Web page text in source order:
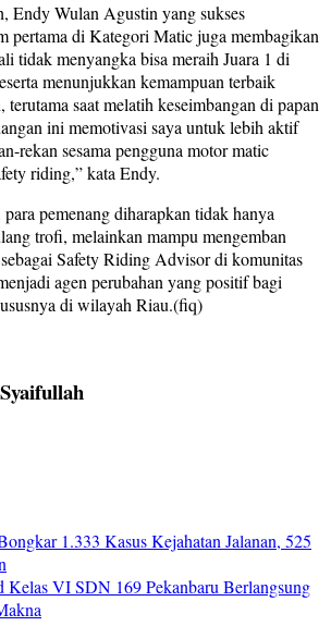
Endy Wulan Agustin yang sukses
pertama di Kategori Matic juga membagikan
tidak menyangka bisa meraih Juara 1 di
menunjukkan kemampuan terbaik
terutama saat melatih keseimbangan di papan
ini memotivasi saya untuk lebih aktif
rekan sesama pengguna motor matic
riding,” kata Endy.
pemenang diharapkan tidak hanya
trofi, melainkan mampu mengemban
Safety Riding Advisor di komunitas
agen perubahan yang positif bagi
di wilayah Riau.(fiq)
1.333 Kasus Kejahatan Jalanan, 525
Kelas VI SDN 169 Pekanbaru Berlangsung